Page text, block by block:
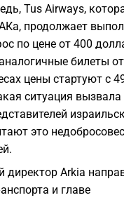
Tus Airways,
продолжает
по цене от 400
билеты
цены стартуют с
ситуация
это
директор Arkia
и главе